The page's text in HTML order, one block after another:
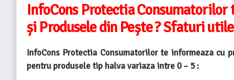
InfoCons Protectia Consumatorilor
și Produsele din Pește ? Sfaturi
InfoCons Protectia Consumatorilor te informeaza
pentru produsele tip halva variaza intre 0 – 5 :